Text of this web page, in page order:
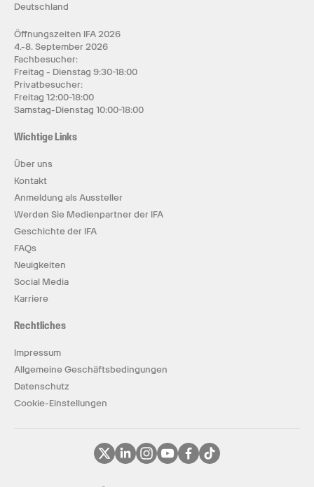
Deutschland
Öffnungszeiten IFA 2026
4.-8. September 2026
Fachbesucher:
Freitag - Dienstag 9:30-18:00
Privatbesucher:
Freitag 12:00-18:00
Samstag-Dienstag 10:00-18:00
Wichtige Links
Über uns
Kontakt
Anmeldung als Aussteller
Werden Sie Medienpartner der IFA
Geschichte der IFA
FAQs
Neuigkeiten
Social Media
Karriere
Rechtliches
Impressum
Allgemeine Geschäftsbedingungen
Datenschutz
Cookie-Einstellungen